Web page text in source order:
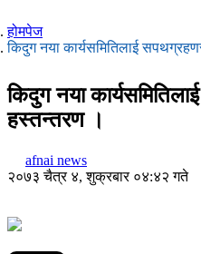
होमपेज
किदुग नया कार्यसमितिलाई
किदुग नया
हस्तन्तरण ।
afnai news
२०७३ चैत्र ४, शुक्रबार ०४:४२ गते